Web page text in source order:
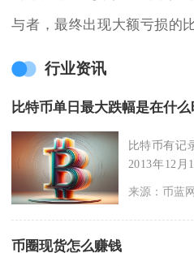
与者，最终出现大额亏损的
行业资讯
比特币单日最大跌幅是在什
比特币有记
2013年12月
来源：币蓝网
币圈现货怎么赚钱